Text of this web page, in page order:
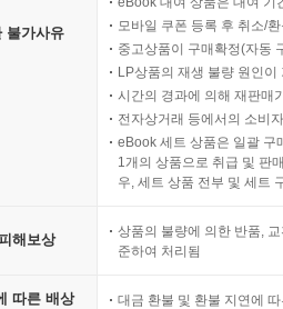
불가사유
모바일 쿠폰 등록 후 취소/
중고상품이 구매확정(자동
LP상품의 재생 불량 원인
시간의 경과에 의해 재판매
전자상거래 등에서의 소비
eBook 세트 상품은 일괄 구
1개의 상품으로 취급 및 판
우, 세트 상품 전부 및 세트
해보상
상품의 불량에 의한 반품,
준하여 처리됨
따른 배상 대금 환불 및 환불 지연에